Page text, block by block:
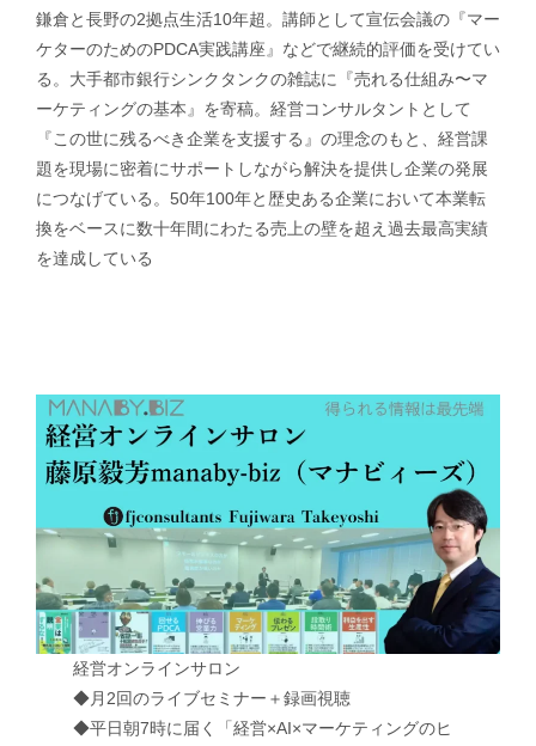
鎌倉と長野の2拠点生活10年超。講師として宣伝会議の『マー
ケターのためのPDCA実践講座』などで継続的評価を受けてい
る。大手都市銀行シンクタンクの雑誌に『売れる仕組み〜マ
ーケティングの基本』を寄稿。経営コンサルタントとして
『この世に残るべき企業を支援する』の理念のもと、経営課
題を現場に密着にサポートしながら解決を提供し企業の発展
につなげている。50年100年と歴史ある企業において本業転
換をベースに数十年間にわたる売上の壁を超え過去最高実績
を達成している
経営オンラインサロン
◆月2回のライブセミナー＋録画視聴
◆平日朝7時に届く「経営×AI×マーケティングのヒ